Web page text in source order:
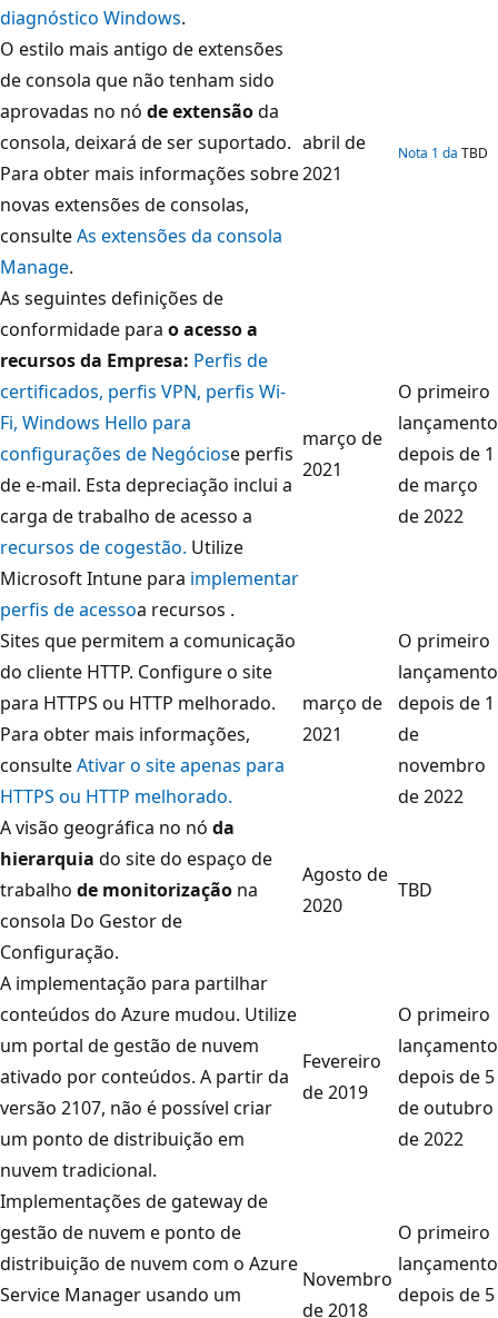
diagnóstico Windows.
O estilo mais antigo de extensões
de consola que não tenham sido
aprovadas no nó de extensãoda
consola, deixará de ser suportado.
Para obter mais informações sobre
novas extensões de consolas,
consulteAs extensões da consola
Manage.
abril de
2021
Nota 1 da TBD
As seguintes definições de
conformidade para o acesso a
recursos da Empresa: Perfis de
certificados, perfis VPN, perfis Wi-
Fi, Windows Hello para
configurações de Negóciose perfis
de e-mail. Esta depreciação inclui a
carga de trabalho de acesso a
recursos de cogestão. Utilize
Microsoft Intune para implementar
perfis de acessoa recursos .
março de
2021
O primeiro
lançamento
depois de 1
de março
de 2022
Sites que permitem a comunicação
do cliente HTTP. Configure o site
para HTTPS ou HTTP melhorado.
Para obter mais informações,
consulteAtivar o site apenas para
HTTPS ou HTTP melhorado.
março de
2021
O primeiro
lançamento
depois de 1
de
novembro
de 2022
A visão geográfica no nó da
hierarquia do site do espaço de
trabalho de monitorização na
consola Do Gestor de
Configuração.
Agosto de
2020
TBD
A implementação para partilhar
conteúdos do Azure mudou. Utilize
um portal de gestão de nuvem
ativado por conteúdos. A partir da
versão 2107, não é possível criar
um ponto de distribuição em
nuvem tradicional.
Fevereiro
de 2019
O primeiro
lançamento
depois de 5
de outubro
de 2022
Implementações de gateway de
gestão de nuvem e ponto de
distribuição de nuvem com o Azure
Service Manager usando um
Novembro
de 2018
O primeiro
lançamento
depois de 5